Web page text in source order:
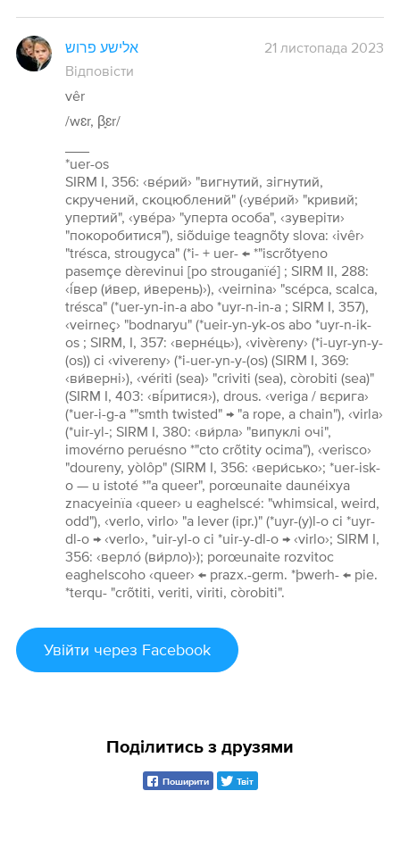
אלישע פרוש
21 листопада 2023
Відповісти
vêr
/wɛr, β̞ɛr/
*uer-os
SIRM I, 356: ‹ве́рий› "вигнутий, зігнутий,
скручений, скоцюблений" (‹уве́рий› "кривий;
упертий", ‹уве́ра› "уперта особа", ‹зуверіти›
"покоробитися"), siõduige teagnõty slova: ‹ivêr›
"trésca, strougyca" (*i- + uer- ← *"iscrõtyeno
pasemçe dèrevinui [po strouganïé] ; SIRM II, 288:
‹і́вер (и́вер, и́верень)›), ‹veirnina› "scépca, scalca,
trésca" (*uer-yn-in-a abo *uyr-n-in-a ; SIRM I, 357),
‹veirneç› "bodnaryu" (*ueir-yn-yk-os abo *uyr-n-ik-
os ; SIRM, I, 357: ‹верне́ць›), ‹vivèreny› (*i-uyr-yn-y-
(os)) ci ‹vivereny› (*i-uer-yn-y-(os) (SIRM I, 369:
‹ви́верні›), ‹vériti (sea)› "criviti (sea), còrobiti (sea)"
(SIRM I, 403: ‹ві́ритися›), drous. ‹veriga / вєрига›
(*uer-i-g-a *"smth twisted" → "a rope, a chain"), ‹virla›
(*uir-yl-; SIRM I, 380: ‹ви́рла› "випуклі очі",
imovérno peruésno *"cto crõtity ocima"), ‹verisco›
"doureny, yòlôp" (SIRM I, 356: ‹вери́сько›; *uer-isk-
o — u istoté *"a queer", porœunaite daunéixya
znacyeinïa ‹queer› u eaghelscé: "whimsical, weird,
odd"), ‹verlo, virlo› "a lever (ipr.)" (*uyr-(y)l-o ci *uyr-
dl-o → ‹verlo›, *uir-yl-o ci *uir-y-dl-o → ‹virlo›; SIRM I,
356: ‹верло́ (ви́рло)›); porœunaite rozvitoc
eaghelscoho ‹queer› ← prazx.-germ. *þwerh- ← pie.
*terqu- "crõtiti, veriti, viriti, còrobiti".
Увійти через Facebook
Поділитись з друзями
Поширити Твіт